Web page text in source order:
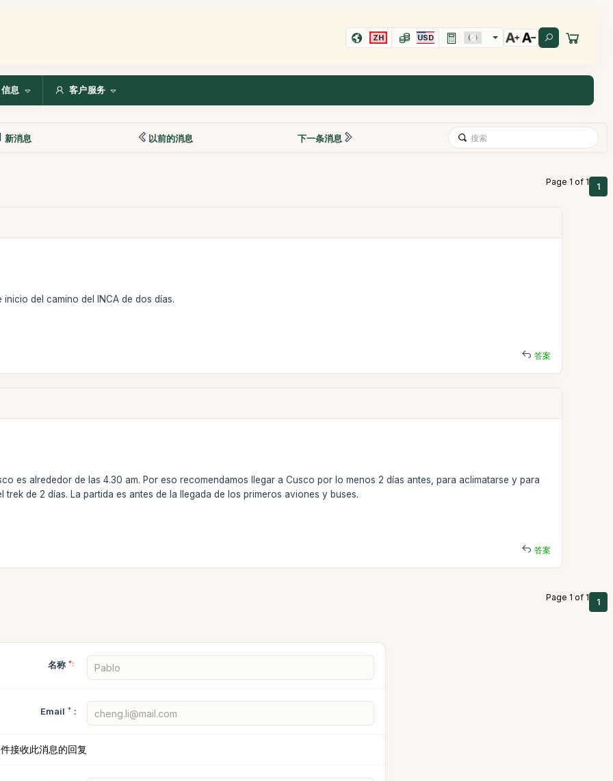
ZH USD
信息 客户服务
新消息 以前的消息 下一条消息
Page 1 of 1 1
del camino del INCA de dos días.
答案
es alrededor de las 4.30 am. Por eso recomendamos llegar a Cusco por lo menos 2 días antes, para aclimatarse y para
trek de 2 días. La partida es antes de la llegada de los primeros aviones y buses.
答案
Page 1 of 1 1
名称 *:
Email * :
接收此消息的回复